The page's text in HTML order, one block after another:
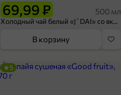
69,99 ₽ 500 мл
Холодный чай белый «J`DAI» со вкусом белого персика, 500 мл
В корзину
5